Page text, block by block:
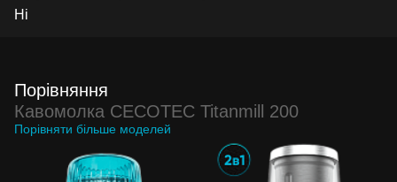
Ні
Порівняння
Кавомолка CECOTEC Titanmill 200
Порівняти більше моделей